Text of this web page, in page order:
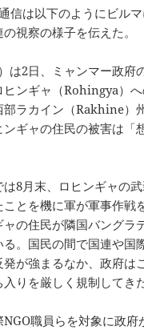
信は以下のようにビル
視察の様子を伝えた。
は2日、ミャンマー政府
ヒンギャ（Rohingya）
部ラカイン（Rakhine）
ギャの住民の被害は「
は8月末、ロヒンギャの
とを機に軍が軍事作戦
ャの住民が隣国バングラ
。国民の間で国連や国
発が強まるなか、政府は
入りを厳しく規制してき
職員らを対象に政府